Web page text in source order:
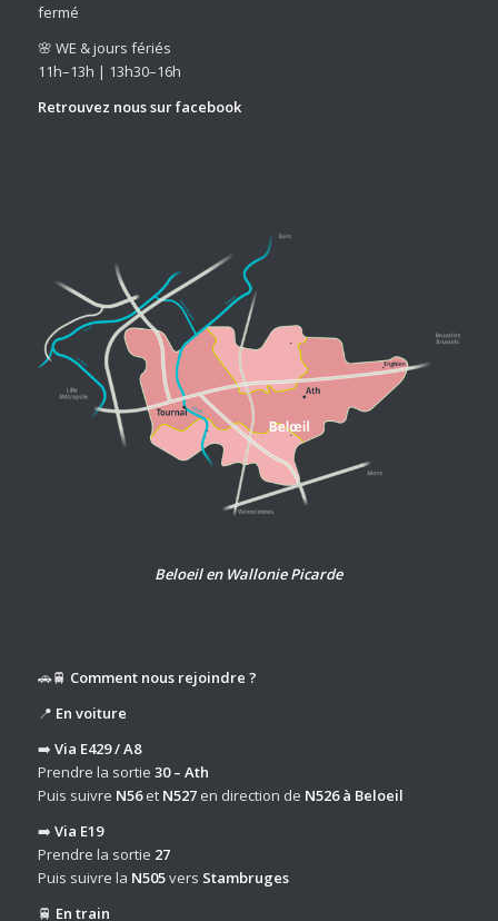
fermé
🌸 WE & jours fériés
11h–13h | 13h30–16h
Retrouvez nous surfacebook
Beloeil en Wallonie Picarde
🚗🚆 Comment nous rejoindre ?
📍 En voiture
➡️ Via E429 / A8
Prendre la sortie 30 – Ath
Puis suivre N56et N527en direction de N526 à Beloeil
➡️ Via E19
Prendre la sortie 27
Puis suivre la N505vers Stambruges
🚆 En train